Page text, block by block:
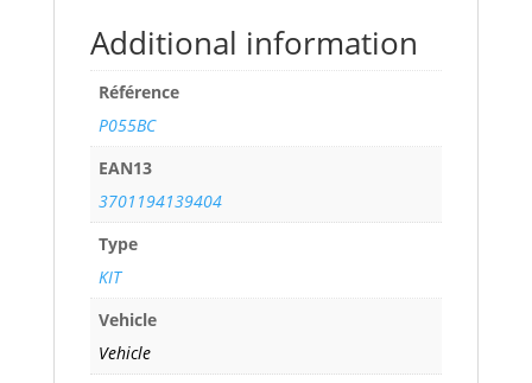
cv)
years
93>95
ref.
P055BC
quantity
Additional information
Référence
P055BC
EAN13
3701194139404
Type
KIT
Vehicle
Vehicle